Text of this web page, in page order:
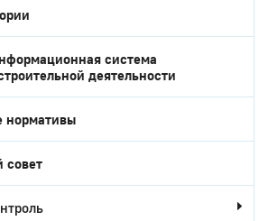
система
деятельности
нормативы
совет